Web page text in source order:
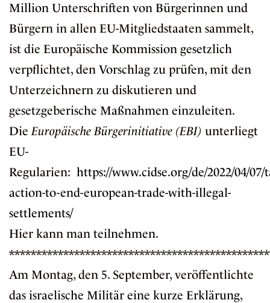
Million Unterschriften von Bürgerinnen und
Bürgern in allen EU-Mitgliedstaaten sammelt,
ist die Europäische Kommission gesetzlich
verpflichtet, den Vorschlag zu prüfen, mit den
Unterzeichnern zu diskutieren und
gesetzgeberische Maßnahmen einzuleiten.
DieEuropäische Bürgerinitiative (EBI) unterliegt
EU-
Regularien: https://www.cidse.org/de/2022/04/07/
action-to-end-european-trade-with-illegal-
settlements/
Hier kann man teilnehmen.
Am Montag, den 5. September, veröffentlichte
das israelische Militär eine kurze Erklärung,